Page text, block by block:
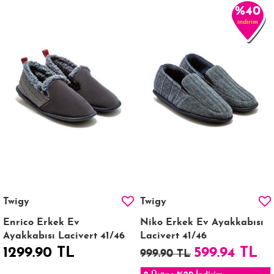
Twigy
Enrico Erkek Ev
Ayakkabısı Lacivert 41/46
1299.90 TL
%40
indirim
Twigy
Niko Erkek Ev Ayakkabısı
Lacivert 41/46
999.90 TL 599.94 TL